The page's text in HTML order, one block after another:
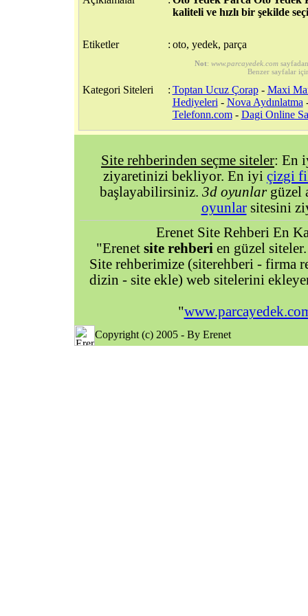
kaliteli ve hızlı bir şekilde
Etiketler : oto, yedek, parça
Not: www.parcayedek.com
Benzer sayfalar
Kategori Siteleri : Toptan Ucuz Çorap- Maxi
Hediyeleri - Nova Aydınlatma
Telefonn.com- Dagi Online
Site rehberinden seçme siteler: En
ziyaretinizi bekliyor. En iyi çizgi
başlayabilirsiniz. 3d oyunlargüzel
oyunlarsitesini
Erenet Site Rehberi En
"Erenet site rehberi en güzel
Site rehberimize (siterehberi - firma
dizin - site ekle) web sitelerini
"
Copyright (c) 2005 - By Erenet